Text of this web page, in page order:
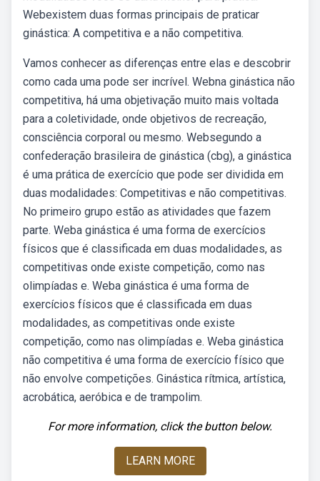
Webexistem duas formas principais de praticar
ginástica: A competitiva e a não competitiva.
Vamos conhecer as diferenças entre elas e descobrir
como cada uma pode ser incrível. Webna ginástica não
competitiva, há uma objetivação muito mais voltada
para a coletividade, onde objetivos de recreação,
consciência corporal ou mesmo. Websegundo a
confederação brasileira de ginástica (cbg), a ginástica
é uma prática de exercício que pode ser dividida em
duas modalidades: Competitivas e não competitivas.
No primeiro grupo estão as atividades que fazem
parte. Weba ginástica é uma forma de exercícios
físicos que é classificada em duas modalidades, as
competitivas onde existe competição, como nas
olimpíadas e. Weba ginástica é uma forma de
exercícios físicos que é classificada em duas
modalidades, as competitivas onde existe
competição, como nas olimpíadas e. Weba ginástica
não competitiva é uma forma de exercício físico que
não envolve competições. Ginástica rítmica, artística,
acrobática, aeróbica e de trampolim.
For more information, click the button below.
LEARN MORE